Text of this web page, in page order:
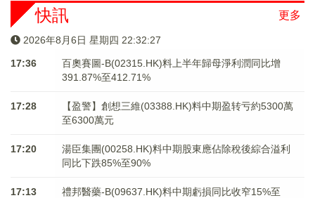
更多
快訊
2026年8月6日 星期四 22:32:27
17:36
百奧賽圖-B(02315.HK)料上半年歸母淨利潤同比增
391.87%至412.71%
17:28
【盈警】創想三維(03388.HK)料中期盈转亏約5300萬
至6300萬元
17:20
湯臣集團(00258.HK)料中期股東應佔除稅後綜合溢利
同比下跌85%至90%
17:13
禮邦醫藥-B(09637.HK)料中期虧損同比收窄15%至